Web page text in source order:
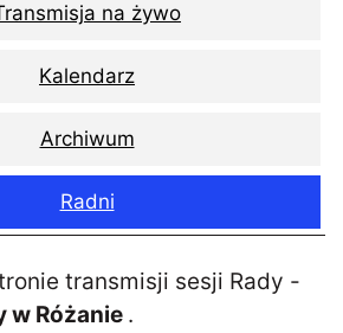
na żywo
Kalendarz
Archiwum
Radni
transmisji sesji Rady -
w Różanie .